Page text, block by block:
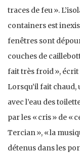
traces de feu ».
containers est
fenêtres sont
couches de
fait très froid », écrit
Lorsqu’il fait
avec l’eau des
par les « cris » de «
Tercian », « la
détenus dans les